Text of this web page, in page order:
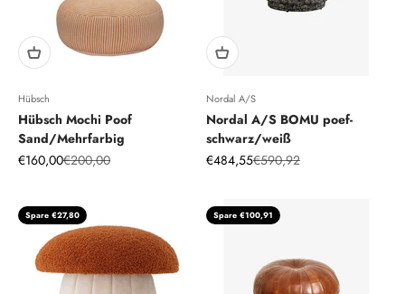
Hübsch
Hübsch Mochi Poof
Sand/Mehrfarbig
Angebot
€160,00Regulärer Preis
€200,00
Nordal A/S
Nordal A/S BOMU poef-
schwarz/weiß
Angebot
€484,55Regulärer Preis
€590,92
Spare €27,80 Spare €100,91